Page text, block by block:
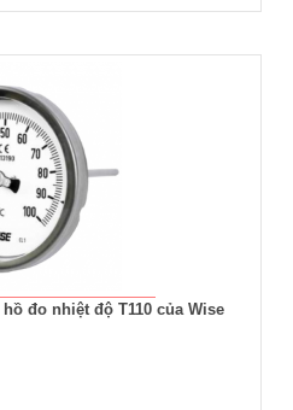
đo nhiệt độ T110 của Wise